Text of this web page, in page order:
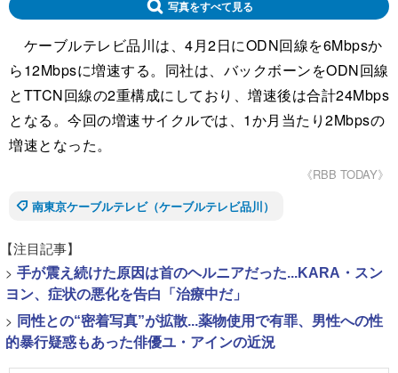
ショッピング その他
写真をすべて見る
ケーブルテレビ品川は、4月2日にODN回線を6Mbpsか
ら12Mbpsに増速する。同社は、バックボーンをODN回線
とTTCN回線の2重構成にしており、増速後は合計24Mbps
となる。今回の増速サイクルでは、1か月当たり2Mbpsの
増速となった。
《RBB TODAY》
南東京ケーブルテレビ（ケーブルテレビ品川）
【注目記事】
> 手が震え続けた原因は首のヘルニアだった...KARA・スン
ヨン、症状の悪化を告白「治療中だ」
> 同性との“密着写真”が拡散...薬物使用で有罪、男性への性
的暴行疑惑もあった俳優ユ・アインの近況